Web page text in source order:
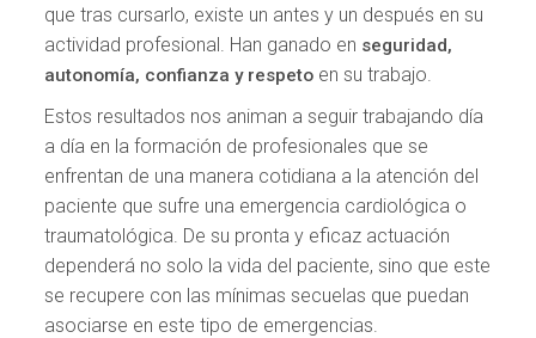
que tras cursarlo, existe un antes y un después en su
actividad profesional. Han ganado en seguridad,
autonomía, confianza y respeto en su trabajo.
Estos resultados nos animan a seguir trabajando día
a día en la formación de profesionales que se
enfrentan de una manera cotidiana a la atención del
paciente que sufre una emergencia cardiológica o
traumatológica. De su pronta y eficaz actuación
dependerá no solo la vida del paciente, sino que este
se recupere con las mínimas secuelas que puedan
asociarse en este tipo de emergencias.